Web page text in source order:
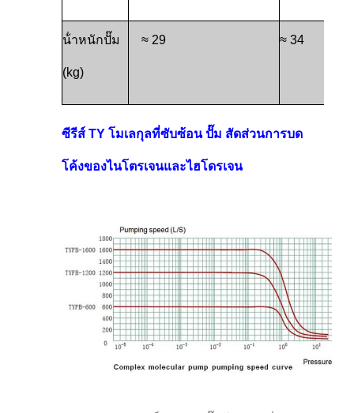
น้ําหนักปั๊ม
(kg)
≈ 29 ≈ 34
ซีรีส์ TY โมเลกุลที่ซับซ้อน ปั๊ม สัดส่วนการบด
โค้งของไนโตรเจนและไฮโดรเจน